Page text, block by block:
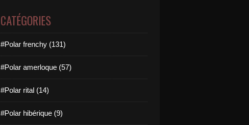
CATÉGORIES
#Polar frenchy (131)
#Polar amerloque (57)
#Polar rital (14)
#Polar hibérique (9)